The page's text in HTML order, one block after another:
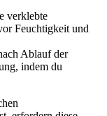
verklebte
Feuchtigkeit und
Ablauf der
indem du